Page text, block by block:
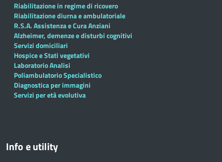
Riabilitazione in regime di ricovero
Riabilitazione diurna e ambulatoriale
R.S.A. Assistenza e Cura Anziani
Alzheimer, demenze e disturbi cognitivi
Servizi domiciliari
Hospice e Stati vegetativi
Laboratorio Analisi
Poliambulatorio Specialistico
Diagnostica per immagini
Servizi per età evolutiva
Info e utility